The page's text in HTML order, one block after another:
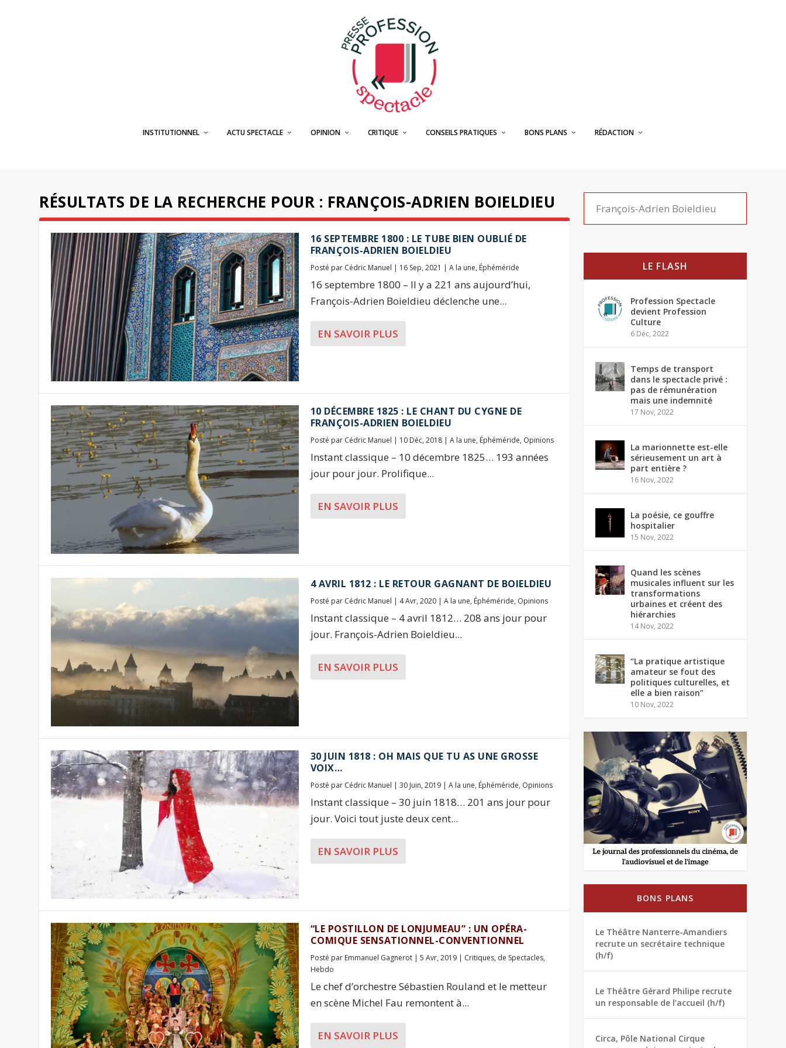
INSTITUTIONNEL ACTU SPECTACLE OPINION CRITIQUE CONSEILS PRATIQUES BONS PLANS RÉDACTION
RÉSULTATS DE LA RECHERCHE POUR : FRANÇOIS-ADRIEN BOIELDIEU
16 SEPTEMBRE 1800 : LE TUBE BIEN OUBLIÉ DE
FRANÇOIS-ADRIEN BOIELDIEU
Posté par Cédric Manuel | 16 Sep, 2021 | A la une, Éphéméride
16 septembre 1800 – Il y a 221 ans aujourd’hui,
François-Adrien Boieldieu déclenche une...
EN SAVOIR PLUS
10 DÉCEMBRE 1825 : LE CHANT DU CYGNE DE
FRANÇOIS-ADRIEN BOIELDIEU
Posté par Cédric Manuel | 10 Déc, 2018| A la une, Éphéméride, Opinions
Instant classique – 10 décembre 1825… 193 années
jour pour jour. Prolifique...
EN SAVOIR PLUS
4 AVRIL 1812 : LE RETOUR GAGNANT DE BOIELDIEU
Posté par Cédric Manuel | 4 Avr, 2020| A la une, Éphéméride, Opinions
Instant classique – 4 avril 1812… 208 ans jour pour
jour. François-Adrien Boieldieu...
EN SAVOIR PLUS
30 JUIN 1818 : OH MAIS QUE TU AS UNE GROSSE
VOIX…
Posté par Cédric Manuel | 30 Juin, 2019| A la une, Éphéméride, Opinions
Instant classique – 30 juin 1818… 201 ans jour pour
jour. Voici tout juste deux cent...
EN SAVOIR PLUS
“LE POSTILLON DE LONJUMEAU” : UN OPÉRA-
COMIQUE SENSATIONNEL-CONVENTIONNEL
Posté par Emmanuel Gagnerot| 5 Avr, 2019| Critiques, de Spectacles,
Hebdo
Le chef d’orchestre Sébastien Rouland et le metteur
en scène Michel Fau remontent à...
EN SAVOIR PLUS
LE FLASH
Profession Spectacle
devient Profession
Culture
6 Déc, 2022
Temps de transport
dans le spectacle privé :
pas de rémunération
mais une indemnité
17 Nov, 2022
La marionnette est-elle
sérieusement un art à
part entière ?
16 Nov, 2022
La poésie, ce gouffre
hospitalier
15 Nov, 2022
Quand les scènes
musicales influent sur les
transformations
urbaines et créent des
hiérarchies
14 Nov, 2022
“La pratique artistique
amateur se fout des
politiques culturelles, et
elle a bien raison”
10 Nov, 2022
BONS PLANS
Le Théâtre Nanterre-Amandiers
recrute un secrétaire technique
(h/f)
Le Théâtre Gérard Philipe recrute
un responsable de l’accueil (h/f)
Circa, Pôle National Cirque